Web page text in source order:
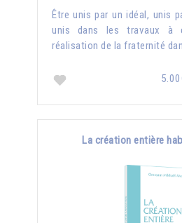
Être unis par un idéal, unis
unis dans les travaux à
réalisation de la fraternité
La création entière